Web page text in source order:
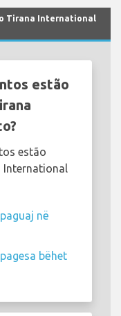
Tirana International
estão
estão
International
në
bëhet